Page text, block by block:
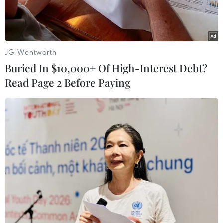
QR970.
Phân tách mẫu xét nghiệm COVID-19. (Ảnh: Minh
Quyết/TTXVN)
Ngày 12/1, thông tin từ Sở Y tế Long An cho biết,
địa phương đã phát hiện trường hợp nhiễm
JG Wentworth
Buried In $10,000+ Of High-Interest Debt?
Read Page 2 Before Paying